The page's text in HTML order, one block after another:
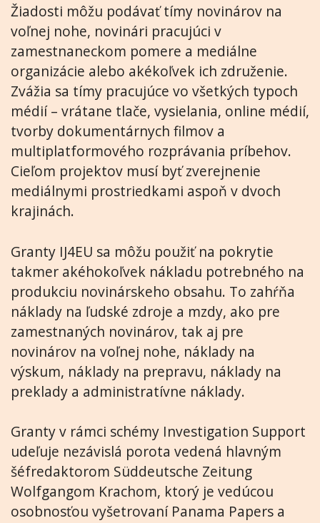
Žiadosti môžu podávať tímy novinárov na
voľnej nohe, novinári pracujúci v
zamestnaneckom pomere a mediálne
organizácie alebo akékoľvek ich združenie.
Zvážia sa tímy pracujúce vo všetkých typoch
médií – vrátane tlače, vysielania, online médií,
tvorby dokumentárnych filmov a
multiplatformového rozprávania príbehov.
Cieľom projektov musí byť zverejnenie
mediálnymi prostriedkami aspoň v dvoch
krajinách.
Granty IJ4EU sa môžu použiť na pokrytie
takmer akéhokoľvek nákladu potrebného na
produkciu novinárskeho obsahu. To zahŕňa
náklady na ľudské zdroje a mzdy, ako pre
zamestnaných novinárov, tak aj pre
novinárov na voľnej nohe, náklady na
výskum, náklady na prepravu, náklady na
preklady a administratívne náklady.
Granty v rámci schémy Investigation Support
udeľuje nezávislá porota vedená hlavným
šéfredaktorom Süddeutsche Zeitung
Wolfgangom Krachom, ktorý je vedúcou
osobnosťou vyšetrovaní Panama Papers a